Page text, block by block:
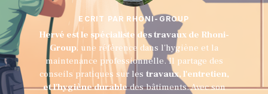
ECRIT PAR RHONI-GROUP
Hervé est le spécialiste des travaux de Rhoni-
Group, une référence dans l'hygiène et la
maintenance professionnelle. Il partage des
conseils pratiques sur les travaux, l'entretien,
et l'hygiène durabledes bâtiments. Avec son